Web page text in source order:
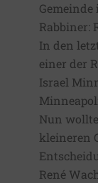
Gemeinde
Rabbiner:
In den
einer der
Israel
Nun
kleineren
René